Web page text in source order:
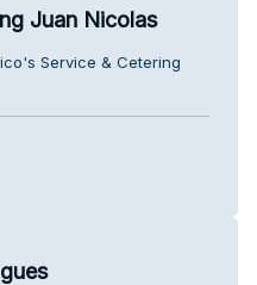
Juan Nicolas
Service & Cetering